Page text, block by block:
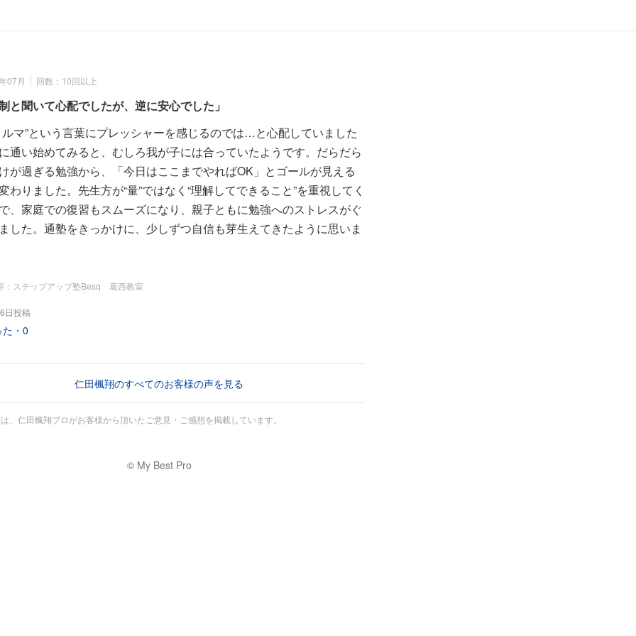
07月
回数：10回以上
と聞いて心配でしたが、逆に安心でした」
ルマ”という言葉にプレッシャーを感じるのでは…と心配していました
通い始めてみると、むしろ我が子には合っていたようです。だらだら
が過ぎる勉強から、「今日はここまでやればOK」とゴールが見える
わりました。先生方が“量”ではなく“理解してできること”を重視してく
、家庭での復習もスムーズになり、親子ともに勉強へのストレスがぐ
した。通塾をきっかけに、少しずつ自信も芽生えてきたように思いま
：ステップアップ塾Besq 葛西教室
日投稿
・ 0
仁田楓翔のすべてのお客様の声を見る
、仁田楓翔プロがお客様から頂いたご意見・ご感想を掲載しています。
© My Best Pro